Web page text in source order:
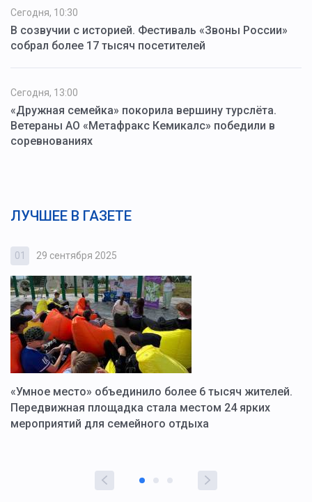
Сегодня, 10:30
В созвучии с историей. Фестиваль «Звоны России»
собрал более 17 тысяч посетителей
Сегодня, 13:00
«Дружная семейка» покорила вершину турслёта.
Ветераны АО «Метафракс Кемикалс» победили в
соревнованиях
ЛУЧШЕЕ В ГАЗЕТЕ
01 29 сентября 2025
«Умное место» объединило более 6 тысяч жителей.
Передвижная площадка стала местом 24 ярких
мероприятий для семейного отдыха